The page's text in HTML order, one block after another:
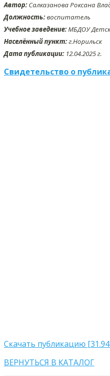
Автор: Салказанова Роксана
Должность:воспитатель
Учебное заведение:МБДОУ
Населённый пункт:г.Норильск
Дата публикации: 12.04.2025 г.
Свидетельство о
Скачать публикацию
ВЕРНУТЬСЯ В КАТАЛОГ